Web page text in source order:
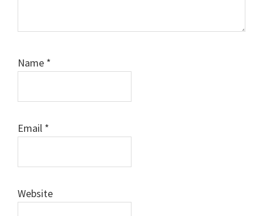
Name *
Email *
Website